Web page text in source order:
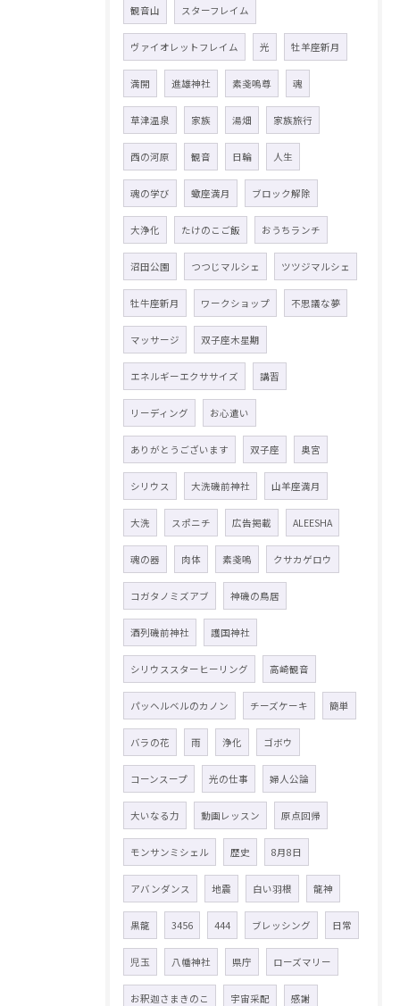
観音山 スターフレイム
ヴァイオレットフレイム 光 牡羊座新月
満開 進雄神社 素戔嗚尊 魂
草津温泉 家族 湯畑 家族旅行
西の河原 観音 日輪 人生
魂の学び 蠍座満月 ブロック解除
大浄化 たけのこご飯 おうちランチ
沼田公園 つつじマルシェ ツツジマルシェ
牡牛座新月 ワークショップ 不思議な夢
マッサージ 双子座木星期
エネルギーエクササイズ 講習
リーディング お心遣い
ありがとうございます 双子座 奥宮
シリウス 大洗磯前神社 山羊座満月
大洗 スポニチ 広告掲載 ALEESHA
魂の器 肉体 素戔嗚 クサカゲロウ
コガタノミズアブ 神磯の鳥居
酒列磯前神社 護国神社
シリウススターヒーリング 高崎観音
パッヘルベルのカノン チーズケーキ 簡単
バラの花 雨 浄化 ゴボウ
コーンスープ 光の仕事 婦人公論
大いなる力 動画レッスン 原点回帰
モンサンミシェル 歴史 8月8日
アバンダンス 地震 白い羽根 龍神
黒龍 3456 444 ブレッシング 日常
児玉 八幡神社 県庁 ローズマリー
お釈迦さまきのこ 宇宙采配 感謝